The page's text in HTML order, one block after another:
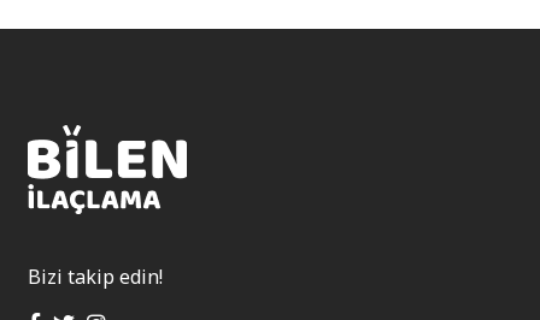
Bizi takip edin!